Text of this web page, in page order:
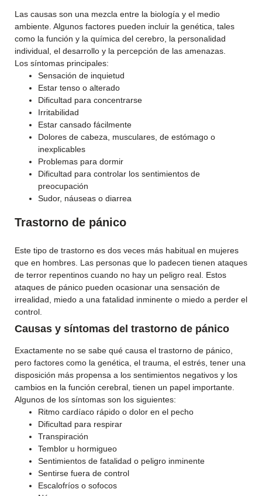
Las causas son una mezcla entre la biología y el medio
ambiente. Algunos factores pueden incluir la genética, tales
como la función y la química del cerebro, la personalidad
individual, el desarrollo y la percepción de las amenazas.
Los síntomas principales:
Sensación de inquietud
Estar tenso o alterado
Dificultad para concentrarse
Irritabilidad
Estar cansado fácilmente
Dolores de cabeza, musculares, de estómago o
inexplicables
Problemas para dormir
Dificultad para controlar los sentimientos de
preocupación
Sudor, náuseas o diarrea
Trastorno de pánico
Este tipo de trastorno es dos veces más habitual en mujeres
que en hombres. Las personas que lo padecen tienen ataques
de terror repentinos cuando no hay un peligro real. Estos
ataques de pánico pueden ocasionar una sensación de
irrealidad, miedo a una fatalidad inminente o miedo a perder el
control.
Causas y síntomas del trastorno de pánico
Exactamente no se sabe qué causa el trastorno de pánico,
pero factores como la genética, el trauma, el estrés, tener una
disposición más propensa a los sentimientos negativos y los
cambios en la función cerebral, tienen un papel importante.
Algunos de los síntomas son los siguientes:
Ritmo cardíaco rápido o dolor en el pecho
Dificultad para respirar
Transpiración
Temblor u hormigueo
Sentimientos de fatalidad o peligro inminente
Sentirse fuera de control
Escalofríos o sofocos